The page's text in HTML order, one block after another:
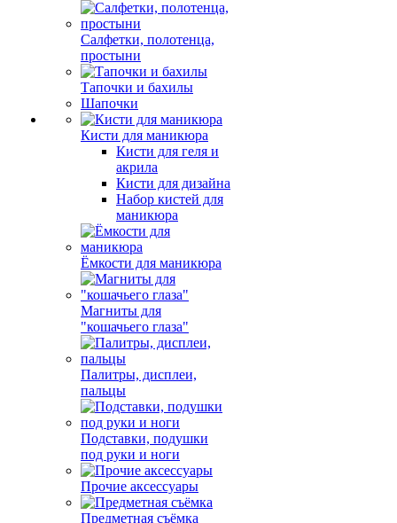
Салфетки, полотенца,
простыни
Тапочки и бахилы
Шапочки
Кисти для маникюра
Кисти для геля и
акрила
Кисти для дизайна
Набор кистей для
маникюра
Ёмкости для маникюра
Магниты для
"кошачьего глаза"
Палитры, дисплеи,
пальцы
Подставки, подушки
под руки и ноги
Прочие аксессуары
Предметная съёмка